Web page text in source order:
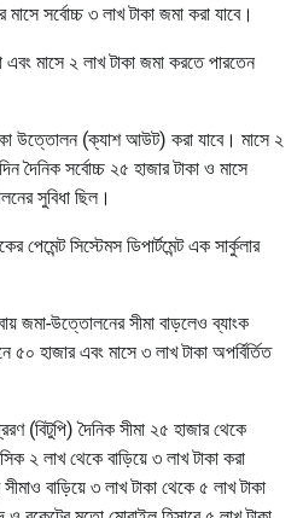
সর্বোচ্চ ৩ লাখ টাকা জমা করা যাবে।
এবং মাসে ২ লাখ টাকা জমা করতে পারতেন
উত্তোলন (ক্যাশ আউট) করা যাবে। মাসে ২
দৈনিক সর্বোচ্চ ২৫ হাজার টাকা ও মাসে
সুবিধা ছিল।
পেমেন্ট সিস্টেমস ডিপার্টমেন্ট এক সার্কুলার
জমা-উত্তোলনের সীমা বাড়লেও ব্যাংক
৫০ হাজার এবং মাসে ৩ লাখ টাকা অপর্বির্তিত
(বিটুপি) দৈনিক সীমা ২৫ হাজার থেকে
২ লাখ থেকে বাড়িয়ে ৩ লাখ টাকা করা
বাড়িয়ে ৩ লাখ টাকা থেকে ৫ লাখ টাকা